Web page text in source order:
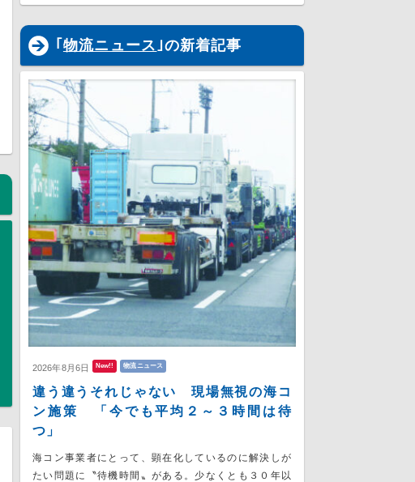
｢ 物流ニュース ｣の新着記事
2026年8月6日 New!! 物流ニュース
違う違うそれじゃない 現場無視の海コ
ン施策 「今でも平均２～３時間は待
つ」
海コン事業者にとって、顕在化しているのに解決しが
たい問題に〝待機時間〟がある。少なくとも３０年以